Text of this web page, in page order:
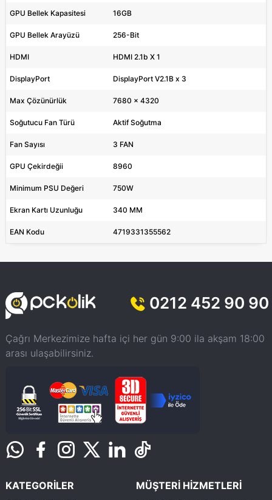
GPU Bellek Kapasitesi 16GB
GPU Bellek Arayüzü 256-Bit
HDMI HDMI 2.1b X 1
DisplayPort DisplayPort V2.1B x 3
Max Çözünürlük 7680 x 4320
Soğutucu Fan Türü Aktif Soğutma
Fan Sayısı 3 FAN
GPU Çekirdeğii 8960
Minimum PSU Değeri 750W
Ekran Kartı Uzunluğu 340 MM
EAN Kodu 4719331355562
0212 452 90 90
Çağrı Merkezimize hafta içi her gün 9:00 ila akşam 18:00
arası ulaşabilirsiniz.
KATEGORİLER
MÜŞTERİ HİZMETLERİ